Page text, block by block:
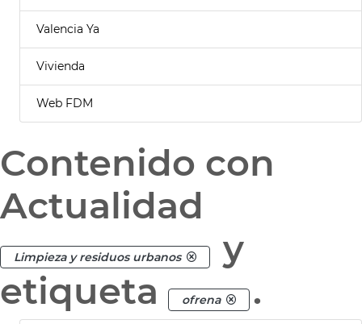
Valencia Ya
Vivienda
Web FDM
Contenido con
Actualidad
Limpieza y residuos urbanos
y
etiqueta
ofrena .